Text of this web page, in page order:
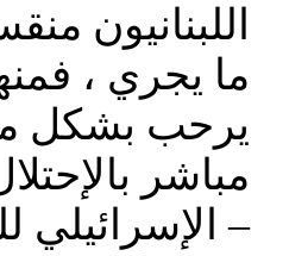
اللبنانيون
ما يجري ،
يرحب بشكل
مباشر
– الإسرائيلي